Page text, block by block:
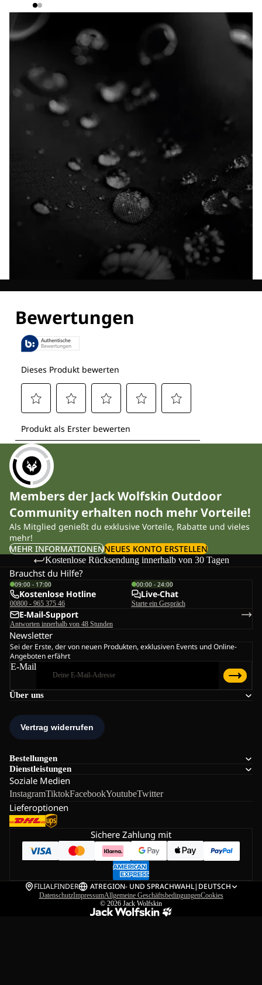
Members der Jack Wolfskin Outdoor
Community erhalten noch mehr Vorteile!
Als Mitglied genießt du exklusive Vorteile, Rabatte und vieles
mehr!
MEHR INFORMATIONENNEUES KONTO ERSTELLEN
Kostenlose Rücksendung innerhalb von 30 Tagen
Über uns
Bestellungen
Dienstleistungen
Soziale Medien
InstagramTiktokFacebookYoutubeTwitter
Lieferoptionen
Brauchst du Hilfe?
09:00 - 17:00
Kostenlose Hotline
00800 - 965 375 46
00:00 - 24:00
Live-Chat
Starte ein Gespräch
E-Mail-Support
Antworten innerhalb von 48 Stunden
Newsletter
Sei der Erste, der von neuen Produkten, exklusiven Events und Online-
Angeboten erfährt
E-Mail
Sichere Zahlung mit
FILIALFINDER ATREGION- UND SPRACHWAHL| DEUTSCH
DatenschutzImpressumAllgemeine GeschäftsbedingungenCookies
© 2026 Jack Wolfskin